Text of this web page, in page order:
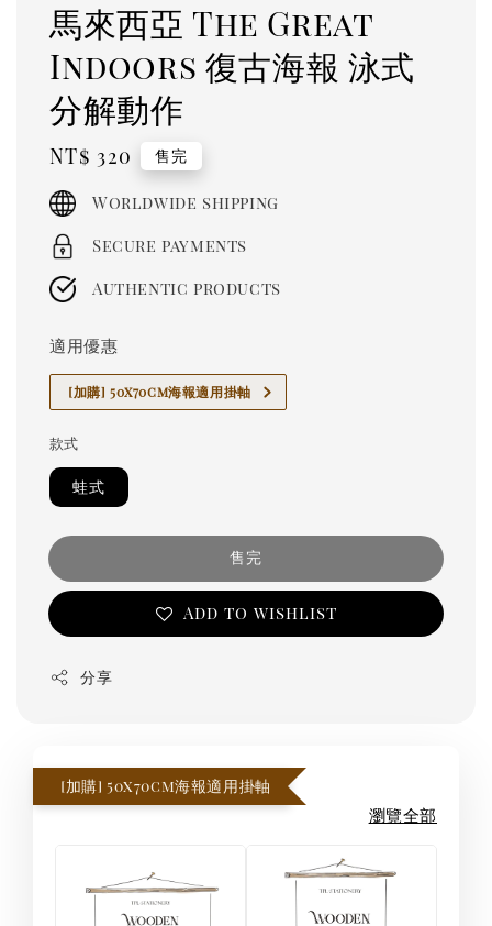
馬來西亞 The Great
Indoors 復古海報 泳式
分解動作
Regular
price
NT$ 320 售完
Worldwide shipping
Secure payments
Authentic products
適用優惠
[加購] 50x70cm海報適用掛軸
款式
蛙式
售完
Add to wishlist
分享
[加購] 50x70cm海報適用掛軸
瀏覽全部